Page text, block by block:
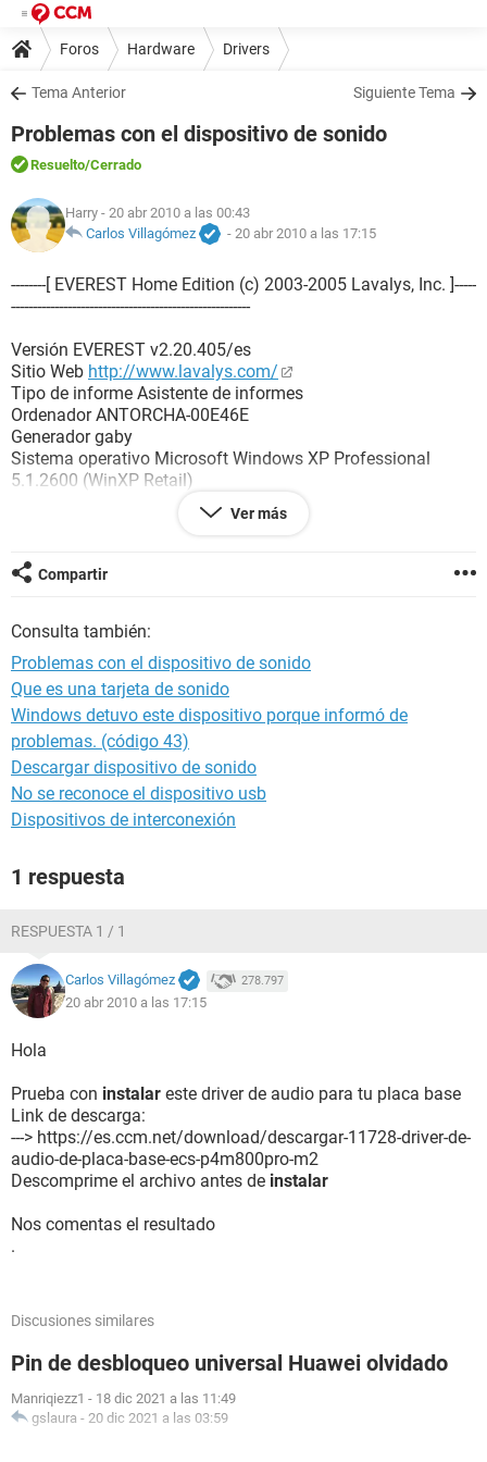
Foros Hardware Drivers
Tema Anterior Siguiente Tema
Problemas con el dispositivo de sonido
Resuelto/Cerrado
Harry - 20 abr 2010 a las 00:43
Carlos Villagómez
- 20 abr 2010 a las 17:15
--------[ EVEREST Home Edition (c) 2003-2005 Lavalys, Inc. ]-----
-------------------------------------------------------
Versión EVEREST v2.20.405/es
Sitio Web http://www.lavalys.com/
Tipo de informe Asistente de informes
Ordenador ANTORCHA-00E46E
Generador gaby
Sistema operativo Microsoft Windows XP Professional
5.1.2600 (WinXP Retail)
--------[ Resumen ]------------------------------------------------------------------------------
Ordenador:
Sistema operativo Microsoft Windows XP Professional
Service Pack del Sistema Operativo Service Pack 2
DirectX 4.09.00.0904 (DirectX 9.0c)
Nombre del sistema ANTORCHA-00E46E
Nombre de usuario gaby
Placa base:
Tipo de procesador Intel Celeron D 331, 2666 MHz (20 x
Nombre de la Placa Base Desconocido
Chipset de la Placa Base VIA P4M800 Pro
Tipo de BIOS AMI (01/22/07)
Puerto de comunicación Puerto de comunicaciones (COM1)
Puerto de comunicación Puerto de comunicaciones (COM2)
Monitor:
Tarjeta gráfica VIA/S3 UniChrome Pro
Multimedia:
Tarjeta de sonido VIA AC'97 Enhanced Audio Controller
Almacenamiento:
canal
Estado de los discos duros SMART OK
Particiones:
C: (NTFS) 76308 MB (50280 MB libre)
Ver más
Compartir
Consulta también:
Problemas con el dispositivo de sonido
Que es una tarjeta de sonido
Windows detuvo este dispositivo porque informó de
problemas. (código 43)
Descargar dispositivo de sonido
No se reconoce el dispositivo usb
Dispositivos de interconexión
1 respuesta
RESPUESTA 1 / 1
Carlos Villagómez 278.797
20 abr 2010 a las 17:15
Hola
Prueba con instalar este driver de audio para tu placa base
Link de descarga:
---> https://es.ccm.net/download/descargar-11728-driver-de-
audio-de-placa-base-ecs-p4m800pro-m2
Descomprime el archivo antes de instalar
Nos comentas el resultado
.
Discusiones similares
Pin de desbloqueo universal Huawei olvidado
Manriqiezz1 - 18 dic 2021 a las 11:49
gslaura - 20 dic 2021 a las 03:59